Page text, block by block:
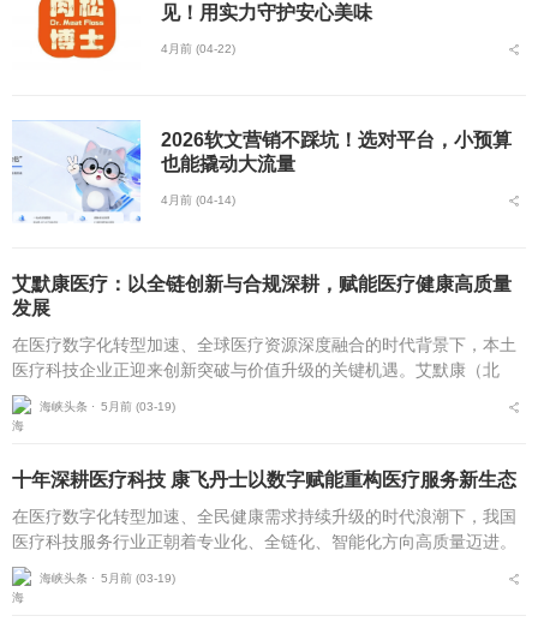
见！用实力守护安心美味
4月前 (04-22)
2026软文营销不踩坑！选对平台，小预算
也能撬动大流量
4月前 (04-14)
艾默康医疗：以全链创新与合规深耕，赋能医疗健康高质量
发展
在医疗数字化转型加速、全球医疗资源深度融合的时代背景下，本土
医疗科技企业正迎来创新突破与价值升级的关键机遇。艾默康（北
京）医疗科技有限公司自2020年10月成立以来，坚守技术赋能医疗，
服务守护健康的初...
海峡头条 ⋅ 5月前 (03-19)
十年深耕医疗科技 康飞丹士以数字赋能重构医疗服务新生态
在医疗数字化转型加速、全民健康需求持续升级的时代浪潮下，我国
医疗科技服务行业正朝着专业化、全链化、智能化方向高质量迈进。
自2016年5月成立以来，北京康飞丹士科技发展有限公司深耕医疗科
技服务近十载，以...
海峡头条 ⋅ 5月前 (03-19)